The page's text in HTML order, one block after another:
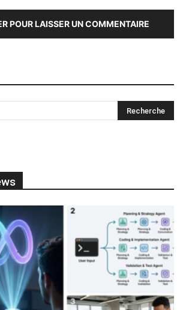
POUR LAISSER UN COMMENTAIRE